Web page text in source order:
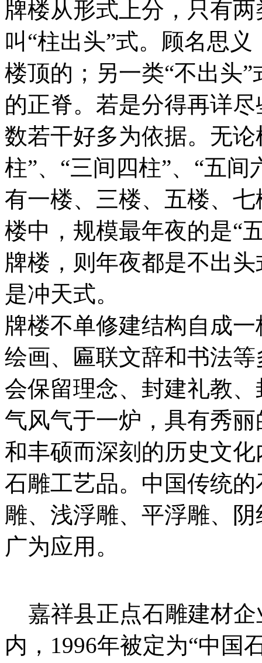
牌楼从形式上分，只有
叫“柱出头”式。顾名思
楼顶的；另一类“不出头
的正脊。若是分得再详
数若干好多为依据。无
柱”、“三间四柱”、“五
有一楼、三楼、五楼、
楼中，规模最年夜的是“
牌楼，则年夜都是不出
是冲天式。
牌楼不单修建结构自成
绘画、匾联文辞和书法
会保留理念、封建礼教
气风气于一炉，具有秀
和丰硕而深刻的历史文
石雕工艺品。中国传统
雕、浅浮雕、平浮雕、
广为应用。
嘉祥县正点石雕建材企
内，1996年被定为“中国